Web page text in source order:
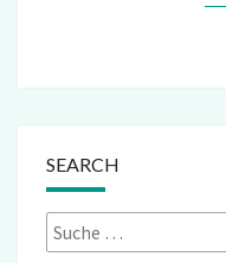
SEARCH
Suche
nach: